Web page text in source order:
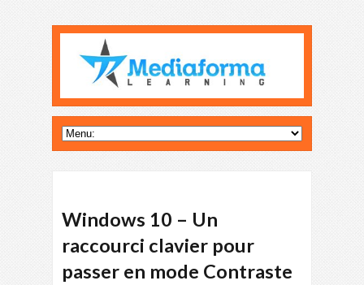
Windows 10 – Un
raccourci clavier pour
passer en mode Contraste